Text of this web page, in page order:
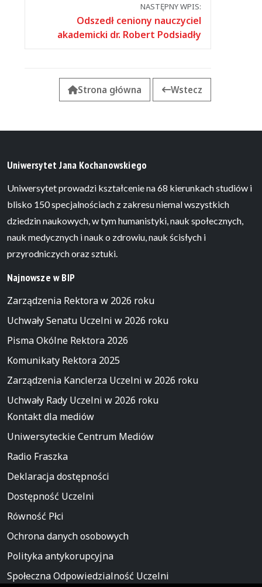
NASTĘPNY WPIS:
Odszedł ceniony nauczyciel
akademicki dr. Robert Podsiadły
Strona główna Wstecz
Uniwersytet Jana Kochanowskiego
Uniwersytet prowadzi kształcenie na 68 kierunkach studiów i
blisko 150 specjalnościach z zakresu niemal wszystkich
dziedzin naukowych, w tym humanistyki, nauk społecznych,
nauk medycznych i nauk o zdrowiu, nauk ścisłych i
przyrodniczych oraz sztuki.
Najnowsze w BIP
Zarządzenia Rektora w 2026 roku
Uchwały Senatu Uczelni w 2026 roku
Pisma Okólne Rektora 2026
Komunikaty Rektora 2025
Zarządzenia Kanclerza Uczelni w 2026 roku
Uchwały Rady Uczelni w 2026 roku
Kontakt dla mediów
Uniwersyteckie Centrum Mediów
Radio Fraszka
Deklaracja dostępności
Dostępność Uczelni
Równość Płci
Ochrona danych osobowych
Polityka antykorupcyjna
Społeczna Odpowiedzialność Uczelni